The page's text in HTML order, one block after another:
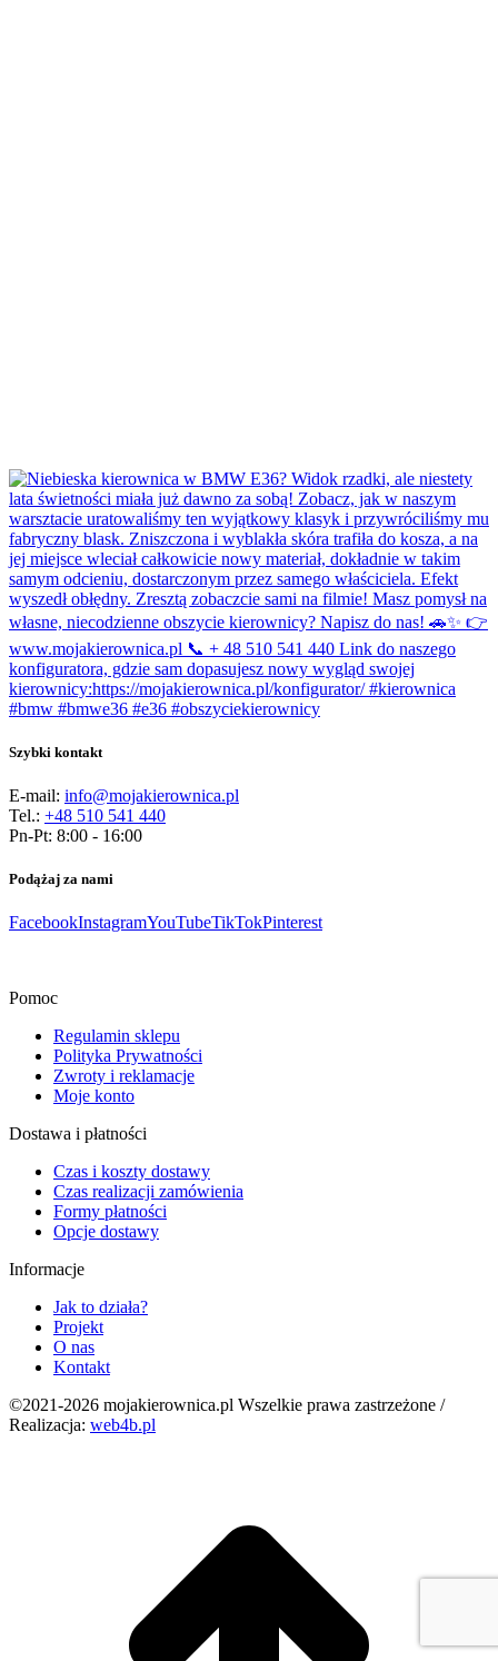
Szybki kontakt
E-mail: info@mojakierownica.pl
Tel.: +48 510 541 440
Pn-Pt: 8:00 - 16:00
Podążaj za nami
FacebookInstagramYouTubeTikTokPinterest
Pomoc
Regulamin sklepu
Polityka Prywatności
Zwroty i reklamacje
Moje konto
Dostawa i płatności
Czas i koszty dostawy
Czas realizacji zamówienia
Formy płatności
Opcje dostawy
Informacje
Jak to działa?
Projekt
O nas
Kontakt
©2021-2026 mojakierownica.pl Wszelkie prawa zastrzeżone /
Realizacja: web4b.pl